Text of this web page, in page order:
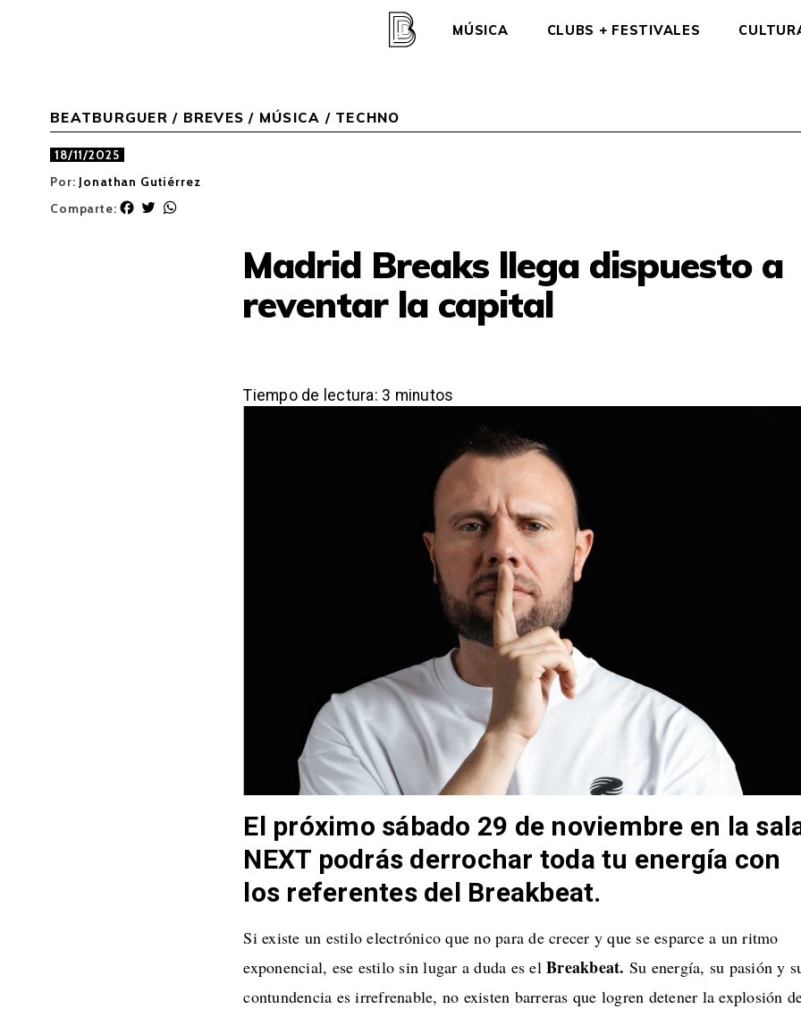
MÚSICA CLUBS + FESTIVALES
BEATBURGUER / BREVES / MÚSICA / TECHNO
18/11/2025
Por: Jonathan Gutiérrez
Comparte:
F
T
Madrid Breaks llega dispuesto a
reventar la capital
Tiempo de lectura: 3 minutos
El próximo sábado 29 de noviembre en la
NEXT podrás derrochar toda tu energía con
los referentes del Breakbeat.
Si existe un estilo electrónico que no para de crecer y que se esparce a un ritmo
exponencial, ese estilo sin lugar a duda es elBreakbeat. Su energía, su pasión y
contundencia es irrefrenable, no existen barreras que logren detener la explosión